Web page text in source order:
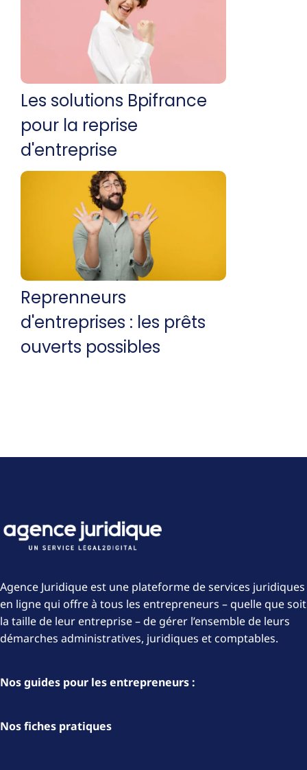
Les solutions Bpifrance
pour la reprise
d'entreprise
Reprenneurs
d'entreprises : les prêts
ouverts possibles
Agence Juridique est une plateforme de services juridiques
en ligne qui offre à tous les entrepreneurs – quelle que soit
la taille de leur entreprise – de gérer l’ensemble de leurs
démarches administratives, juridiques et comptables.
Nos guides pour les entrepreneurs :
Nos fiches pratiques